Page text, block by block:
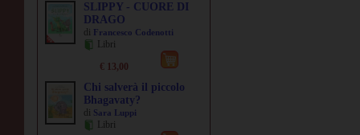
SLIPPY - CUORE DI
DRAGO
di Francesco Codenotti
Libri
€ 13,00
Chi salverà il piccolo
Bhagavaty?
di Sara Luppi
Libri